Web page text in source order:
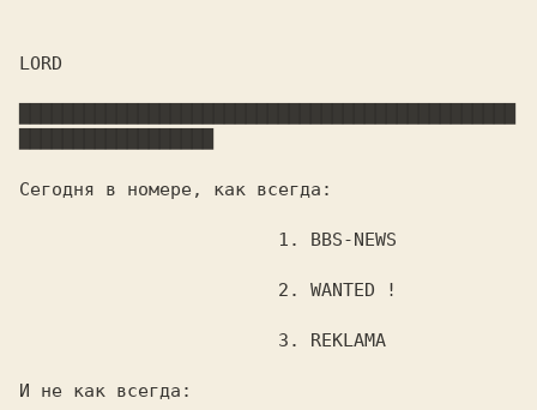
LORD
Сегодня в номере, как всегда:
И не как всегда: